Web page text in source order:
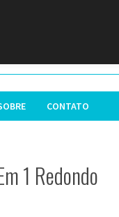
CONTATO
1 Redondo